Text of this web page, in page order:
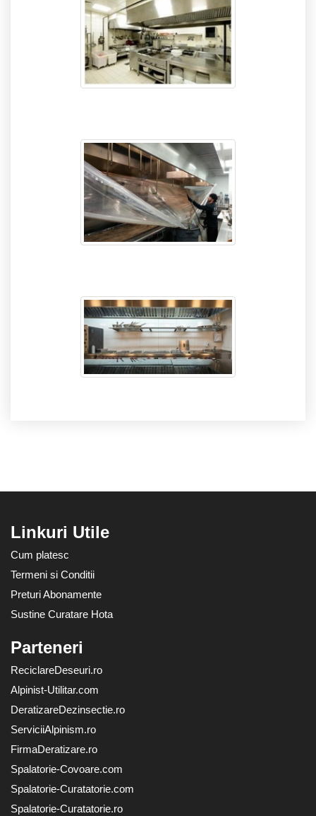
Linkuri Utile
Cum platesc
Termeni si Conditii
Preturi Abonamente
Sustine Curatare Hota
Parteneri
ReciclareDeseuri.ro
Alpinist-Utilitar.com
DeratizareDezinsectie.ro
ServiciiAlpinism.ro
FirmaDeratizare.ro
Spalatorie-Covoare.com
Spalatorie-Curatatorie.com
Spalatorie-Curatatorie.ro